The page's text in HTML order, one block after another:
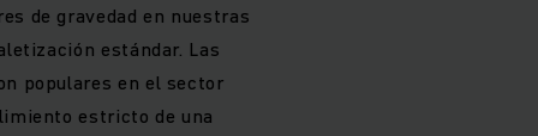
de gravedad en nuestras
estándar. Las
populares en el sector
estricto de una